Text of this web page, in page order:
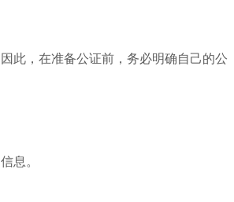
此，在准备公证前，务必明确自己的公
息。